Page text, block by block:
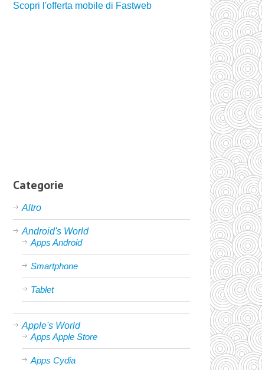
Scopri l'offerta mobile di Fastweb
Categorie
Altro
Android's World
Apps Android
Smartphone
Tablet
Apple's World
Apps Apple Store
Apps Cydia